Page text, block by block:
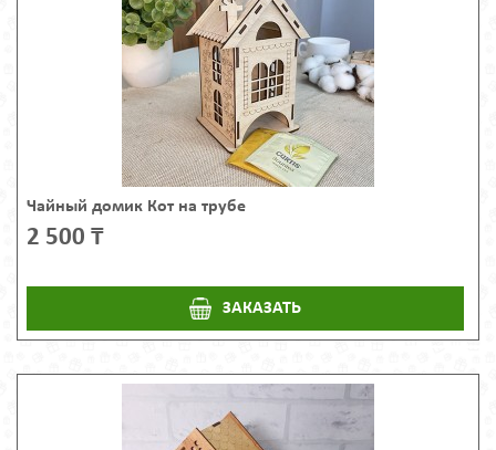
Чайный домик Кот на трубе
2 500 ₸
ЗАКАЗАТЬ